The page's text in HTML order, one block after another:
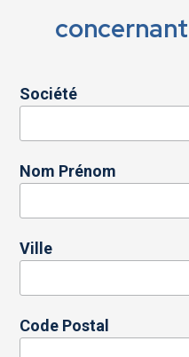
Société
Nom Prénom
Ville
Code Postal